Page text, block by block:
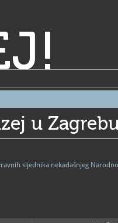
u
sljednika nekadašnjeg